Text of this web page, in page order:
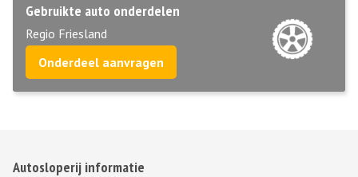
Gebruikte auto onderdelen
Regio Friesland
Onderdeel aanvragen
Autosloperij informatie